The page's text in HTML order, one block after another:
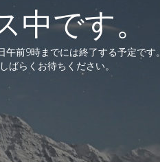
です。
前9時までには終了する予定です。
ばらくお待ちください。